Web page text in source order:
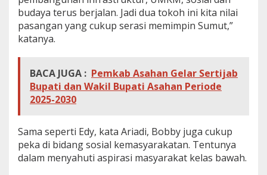
budaya terus berjalan. Jadi dua tokoh ini kita nilai
pasangan yang cukup serasi memimpin Sumut,”
katanya.
BACA JUGA : Pemkab Asahan Gelar Sertijab
Bupati dan Wakil Bupati Asahan Periode
2025-2030
Sama seperti Edy, kata Ariadi, Bobby juga cukup
peka di bidang sosial kemasyarakatan. Tentunya
dalam menyahuti aspirasi masyarakat kelas bawah.